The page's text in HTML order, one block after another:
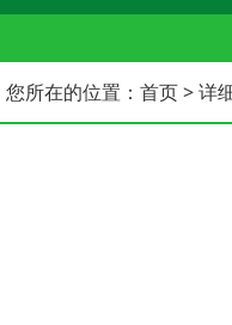
您所在的位置： 首页> 详